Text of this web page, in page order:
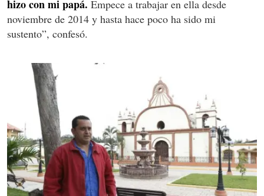
hizo con mi papá. Empece a trabajar en ella desde
noviembre de 2014 y hasta hace poco ha sido mi
sustento”, confesó.